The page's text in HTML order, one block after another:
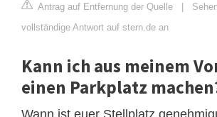
Antrag auf Entfernung der Quelle |
vollständige Antwort auf stern.de an
Kann ich aus meinem
einen Parkplatz
Wann ist euer Stellplatz